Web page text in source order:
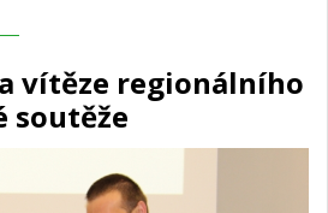
vítěze regionálního
soutěže